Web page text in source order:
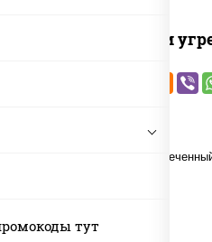
тут
С креветкой и